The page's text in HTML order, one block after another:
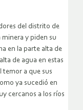
del distrito de
y piden su
en la parte alta de
de agua en estas
temor a que sus
ya sucedió en
cercanos a los ríos